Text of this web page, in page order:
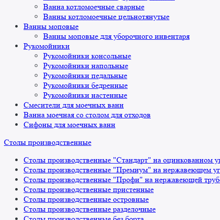
Ванна котломоечные сварные
Ванны котломоечные цельнотянутые
Ванны моповые
Ванны моповые для уборочного инвентаря
Рукомойники
Рукомойники консольные
Рукомойники напольные
Рукомойники педальные
Рукомойники бедренные
Рукомойники настенные
Смесители для моечных ванн
Ванна моечная со столом для отходов
Сифоны для моечных ванн
Столы производственные
Столы производственные "Стандарт" на оцинкованном
Столы производственные "Премиум" на нержавеющем
Столы производственные "Профи" на нержавеющей
Столы производственные пристенные
Столы производственные островные
Столы производственные разделочные